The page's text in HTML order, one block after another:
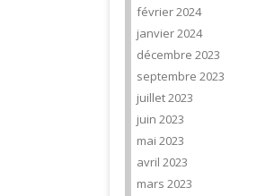
février 2024
janvier 2024
décembre 2023
septembre 2023
juillet 2023
juin 2023
mai 2023
avril 2023
mars 2023